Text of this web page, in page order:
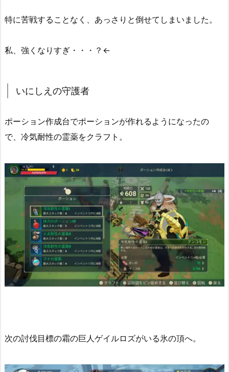
特に苦戦することなく、あっさりと倒せてしまいました。
私、強くなりすぎ・・・？←
いにしえの守護者
ポーション作成台でポーションが作れるようになったの
で、冷気耐性の霊薬をクラフト。
次の討伐目標の霜の巨人ゲイルロズがいる氷の頂へ。